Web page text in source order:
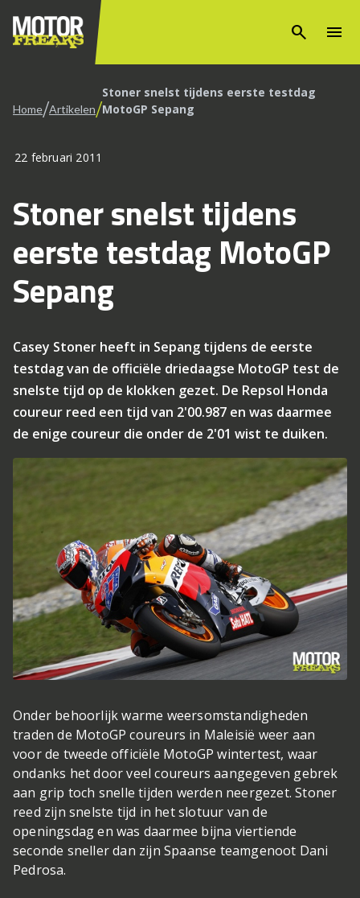
search menu
Home/Artikelen/Stoner snelst tijdens eerste testdag
MotoGP Sepang
22 februari 2011
Stoner snelst tijdens
eerste testdag MotoGP
Sepang
Casey Stoner heeft in Sepang tijdens de eerste
testdag van de officiële driedaagse MotoGP test de
snelste tijd op de klokken gezet. De Repsol Honda
coureur reed een tijd van 2'00.987 en was daarmee
de enige coureur die onder de 2'01 wist te duiken.
Onder behoorlijk warme weersomstandigheden
traden de MotoGP coureurs in Maleisië weer aan
voor de tweede officiële MotoGP wintertest, waar
ondanks het door veel coureurs aangegeven gebrek
aan grip toch snelle tijden werden neergezet. Stoner
reed zijn snelste tijd in het slotuur van de
openingsdag en was daarmee bijna viertiende
seconde sneller dan zijn Spaanse teamgenoot Dani
Pedrosa.